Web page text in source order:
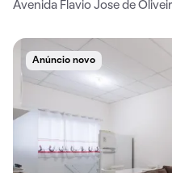
Avenida Flavio Jose de
Anúncio novo